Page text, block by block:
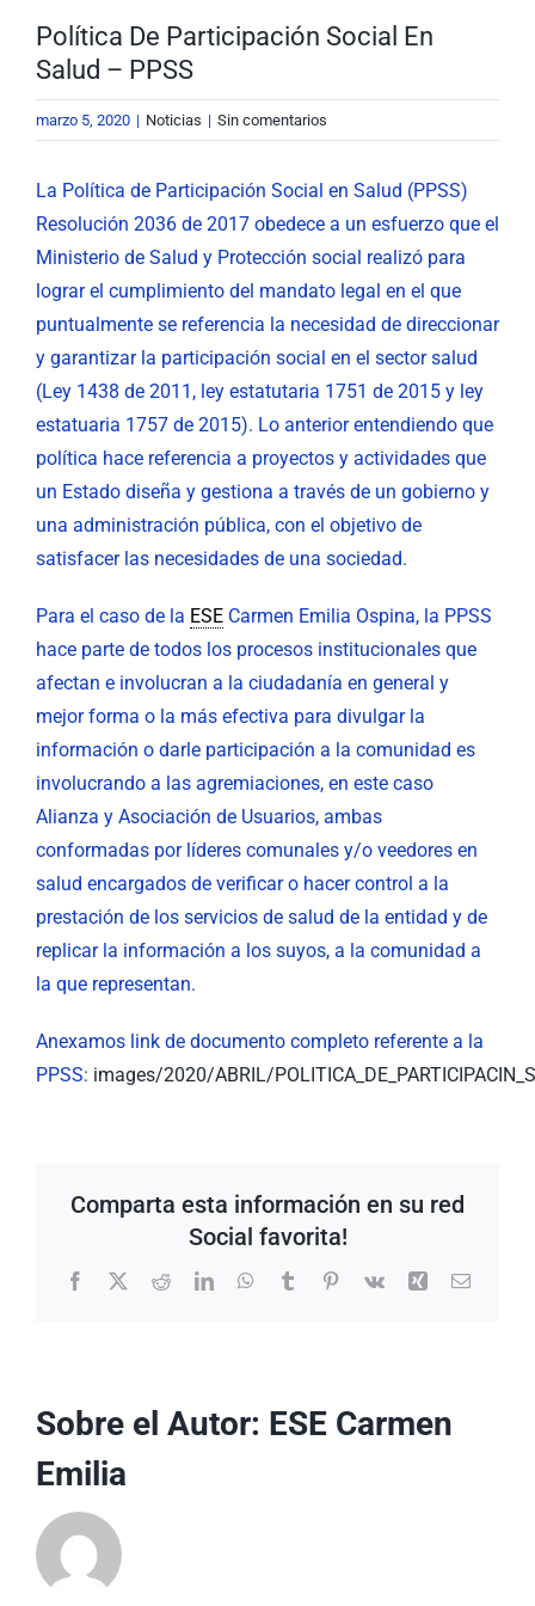
Política De Participación Social En
Salud – PPSS
marzo 5, 2020 | Noticias | Sin comentarios
La Política de Participación Social en Salud (PPSS)
Resolución 2036 de 2017 obedece a un esfuerzo que el
Ministerio de Salud y Protección social realizó para
lograr el cumplimiento del mandato legal en el que
puntualmente se referencia la necesidad de direccionar
y garantizar la participación social en el sector salud
(Ley 1438 de 2011, ley estatutaria 1751 de 2015 y ley
estatuaria 1757 de 2015). Lo anterior entendiendo que
política hace referencia a proyectos y actividades que
un Estado diseña y gestiona a través de un gobierno y
una administración pública, con el objetivo de
satisfacer las necesidades de una sociedad.
Para el caso de la ESE Carmen Emilia Ospina, la PPSS
hace parte de todos los procesos institucionales que
afectan e involucran a la ciudadanía en general y
mejor forma o la más efectiva para divulgar la
información o darle participación a la comunidad es
involucrando a las agremiaciones, en este caso
Alianza y Asociación de Usuarios, ambas
conformadas por líderes comunales y/o veedores en
salud encargados de verificar o hacer control a la
prestación de los servicios de salud de la entidad y de
replicar la información a los suyos, a la comunidad a
la que representan.
Anexamos link de documento completo referente a la
PPSS: images/2020/ABRIL/
Comparta esta información en su red
Social favorita!
Facebook
X RedditLinkedInWhatsApp
TumblrPinterest
Vk Xing Correo
Sobre el Autor: ESE Carmen
Emilia